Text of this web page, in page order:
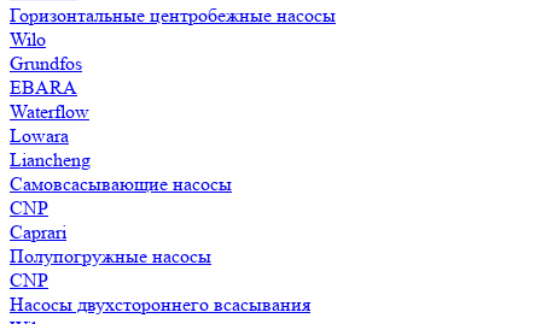
Горизонтальные центробежные насосы
Wilo
Grundfos
EBARA
Waterflow
Lowara
Liancheng
Самовсасывающие насосы
CNP
Caprari
Полупогружные насосы
CNP
Насосы двухстороннего всасывания